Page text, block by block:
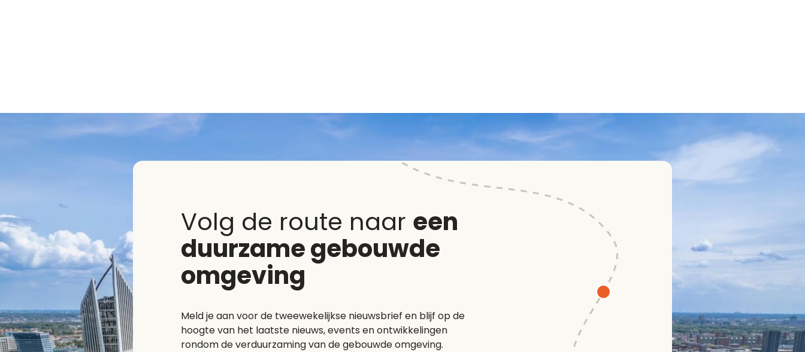
Volg de route naar een
duurzame gebouwde
omgeving
Meld je aan voor de tweewekelijkse nieuwsbrief en blijf op de
hoogte van het laatste nieuws, events en ontwikkelingen
rondom de verduurzaming van de gebouwde omgeving.